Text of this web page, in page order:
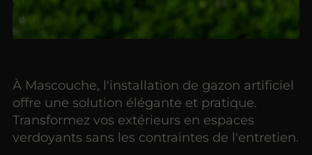
À Mascouche, l'installation de gazon artificiel
offre une solution élégante et pratique.
Transformez vos extérieurs en espaces
verdoyants sans les contraintes de l'entretien.